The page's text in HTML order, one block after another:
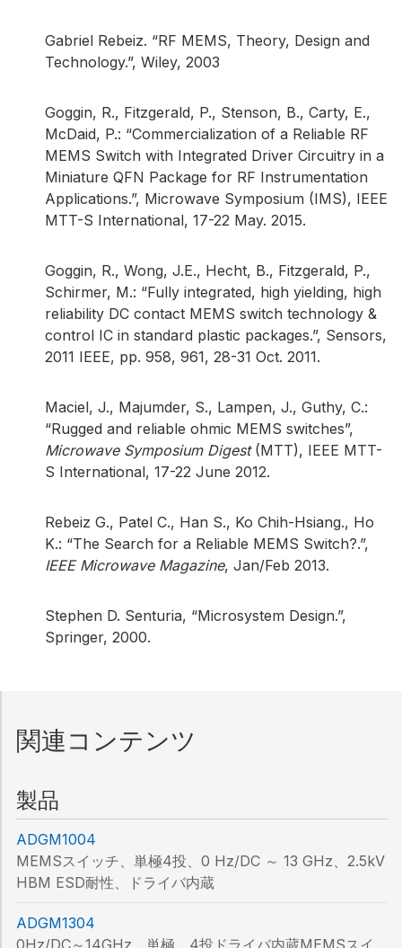
Gabriel Rebeiz. “RF MEMS, Theory, Design and
Technology.”, Wiley, 2003
Goggin, R., Fitzgerald, P., Stenson, B., Carty, E.,
McDaid, P.: “Commercialization of a Reliable RF
MEMS Switch with Integrated Driver Circuitry in a
Miniature QFN Package for RF Instrumentation
Applications.”, Microwave Symposium (IMS), IEEE
MTT-S International, 17-22 May. 2015.
Goggin, R., Wong, J.E., Hecht, B., Fitzgerald, P.,
Schirmer, M.: “Fully integrated, high yielding, high
reliability DC contact MEMS switch technology &
control IC in standard plastic packages.”, Sensors,
2011 IEEE, pp. 958, 961, 28-31 Oct. 2011.
Maciel, J., Majumder, S., Lampen, J., Guthy, C.:
“Rugged and reliable ohmic MEMS switches”,
Microwave Symposium Digest(MTT), IEEE MTT-
S International, 17-22 June 2012.
Rebeiz G., Patel C., Han S., Ko Chih-Hsiang., Ho
K.: “The Search for a Reliable MEMS Switch?.”,
IEEE Microwave Magazine, Jan/Feb 2013.
Stephen D. Senturia, “Microsystem Design.”,
Springer, 2000.
関連コンテンツ
製品
ADGM1004
MEMSスイッチ、単極4投、0 Hz/DC ～ 13 GHz、2.5kV
HBM ESD耐性、ドライバ内蔵
ADGM1304
0Hz/DC～14GHz、単極、4投ドライバ内蔵MEMSスイ